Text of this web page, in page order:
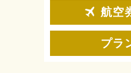
航空
プラ